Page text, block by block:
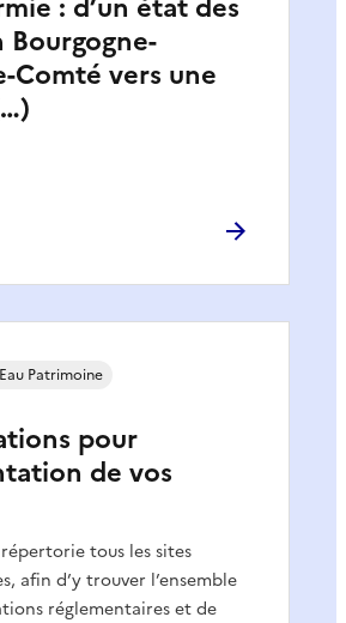
Bourgogne-
Comté vers une
pour
de vos
tous les sites
afin d’y trouver l’ensemble
réglementaires et de
Patrimoine